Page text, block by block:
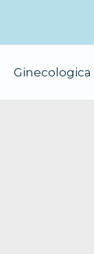
Ginecologica